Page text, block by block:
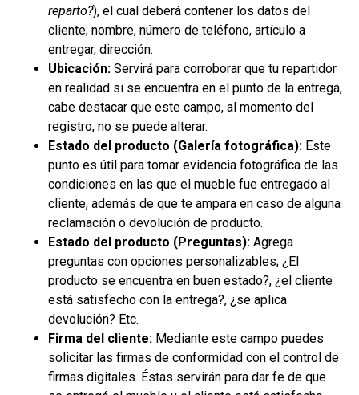
reparto?), el cual deberá contener los datos del
cliente; nombre, número de teléfono, artículo a
entregar, dirección.
Ubicación: Servirá para corroborar que tu repartidor
en realidad si se encuentra en el punto de la entrega,
cabe destacar que este campo, al momento del
registro, no se puede alterar.
Estado del producto (Galería fotográfica): Este
punto es útil para tomar evidencia fotográfica de las
condiciones en las que el mueble fue entregado al
cliente, además de que te ampara en caso de alguna
reclamación o devolución de producto.
Estado del producto (Preguntas): Agrega
preguntas con opciones personalizables; ¿El
producto se encuentra en buen estado?, ¿el cliente
está satisfecho con la entrega?, ¿se aplica
devolución? Etc.
Firma del cliente: Mediante este campo puedes
solicitar las firmas de conformidad con el control de
firmas digitales. Éstas servirán para dar fe de que